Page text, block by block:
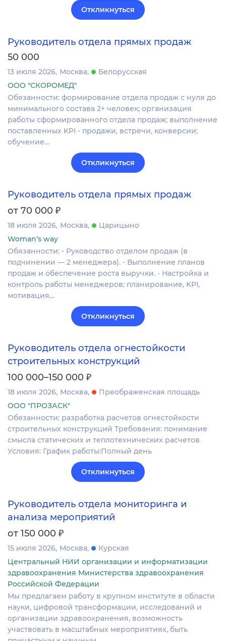
Откликнуться
Руководитель отдела прямых продаж
50 000
13 июля 2026 Москва
Белорусская
ООО "СКОРОМЕД"
Обязанности: формирование отдела продаж с нуля до
минимального состава 2+ человек; организация
работы сформированного отдела продаж; выполнение
поставленных KPI - продажи, встречи, конверсии;
обучение…
Откликнуться
Руководитель отдела прямых продаж
от 70 000 ₽
18 июля 2026 Москва
Царицыно
Woman’s way
Обязанности: - Руководство отделом продаж (в
подчинении — 2 менеджера). - Выполнение планов
продаж и обеспечение роста выручки. - Настройка и
контроль работы менеджеров: планирование, KPI,
мотивация…
Откликнуться
Руководитель отдела огнестойкости
строительных конструкций
100 000–150 000 ₽
18 июля 2026 Москва
Преображенская площадь
ООО "ПРОЗАСК"
Обязанности: разработка расчетов огнестойкости
строительных конструкций Требования: понимание
смысла статических и теплотехнических расчетов
Условия: График работы:Полный день
Откликнуться
Руководитель отдела мониторинга и
анализа мероприятий
от 150 000 ₽
15 июля 2026 Москва
Курская
Центральный НИИ организации и информатизации
здравоохранения Министерства здравоохранения
Российской Федерации
Мы предлагаем работу в крупном институте в области
науки, цифровой трансформации, исследований и
организации здравоохранения, возможность
участвовать в масштабных мероприятиях, быть